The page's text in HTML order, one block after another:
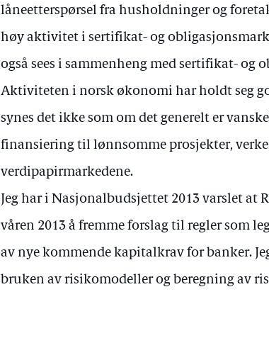
låneetterspørsel fra husholdninger og
høy aktivitet i sertifikat- og
også sees i sammenheng med sertifikat- og
Aktiviteten i norsk økonomi har holdt seg
synes det ikke som om det generelt er
finansiering til lønnsomme prosjekter,
verdipapirmarkedene.
Jeg har i Nasjonalbudsjettet 2013 varslet at
våren 2013 å fremme forslag til regler som
av nye kommende kapitalkrav for banker.
bruken av risikomodeller og beregning av